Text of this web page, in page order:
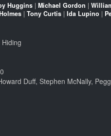
Huggins | Michael Gordon |
| Tony Curtis | Ida Lupino |
Duff, Stephen McNally,